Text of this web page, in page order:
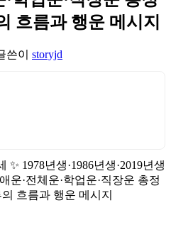
흐름과 행운 메시지
쓴이 storyjd